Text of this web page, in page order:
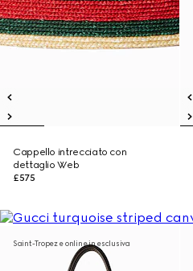
Cappello intrecciato con
dettaglio Web
£575
Saint-Tropez e online in esclusiva